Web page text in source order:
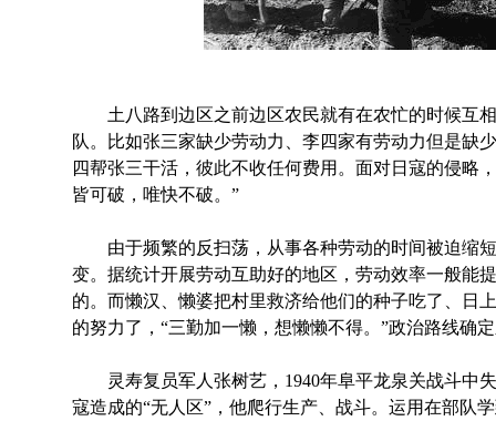
土八路到边区之前边区农民就有在农忙的时候互相
队。比如张三家缺少劳动力、李四家有劳动力但是缺
四帮张三干活，彼此不收任何费用。面对日寇的侵略
皆可破，唯快不破。”
由于频繁的反扫荡，从事各种劳动的时间被迫缩短
变。据统计开展劳动互助好的地区，劳动效率一般能
的。而懒汉、懒婆把村里救济给他们的种子吃了、日
的努力了，“三勤加一懒，想懒懒不得。”政治路线确
灵寿复员军人张树艺，1940年阜平龙泉关战斗中
寇造成的“无人区”，他爬行生产、战斗。运用在部队